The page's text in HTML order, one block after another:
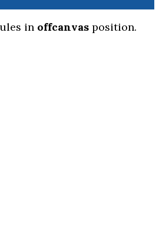
in offcanvas position.